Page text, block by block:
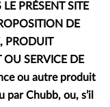
PRÉSENT SITE
DE
PRODUIT
OU SERVICE DE
ou autre produit
par Chubb, ou, s’il